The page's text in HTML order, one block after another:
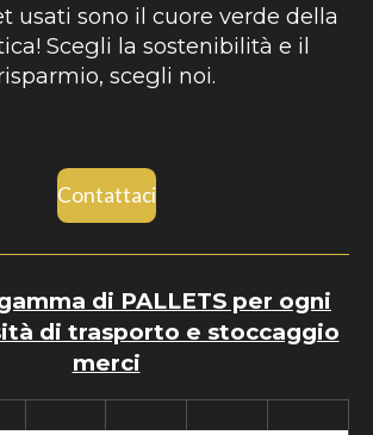
usati sono il cuore verde della
Scegli la sostenibilità e il
scegli noi.
Contattaci
di PALLETS per ogni
di trasporto e stoccaggio
merci